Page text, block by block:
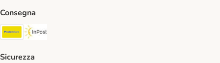
Consegna
Poste Italiane. Shipping Method
Sicurezza